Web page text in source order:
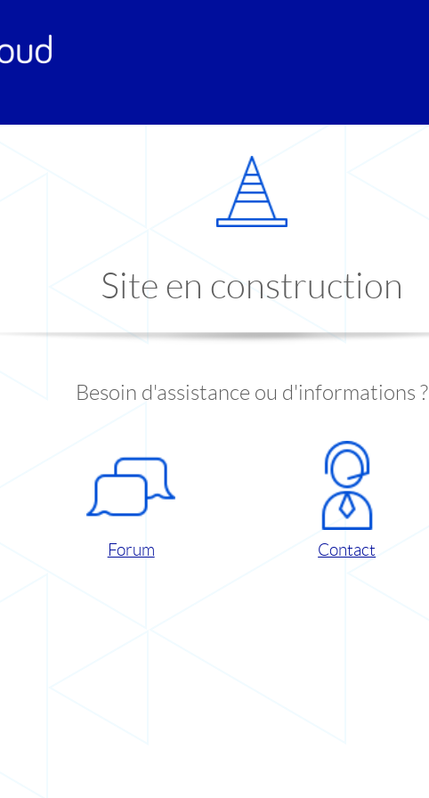
Site en construction
Besoin d'assistance ou d'informations ?
Forum Contact